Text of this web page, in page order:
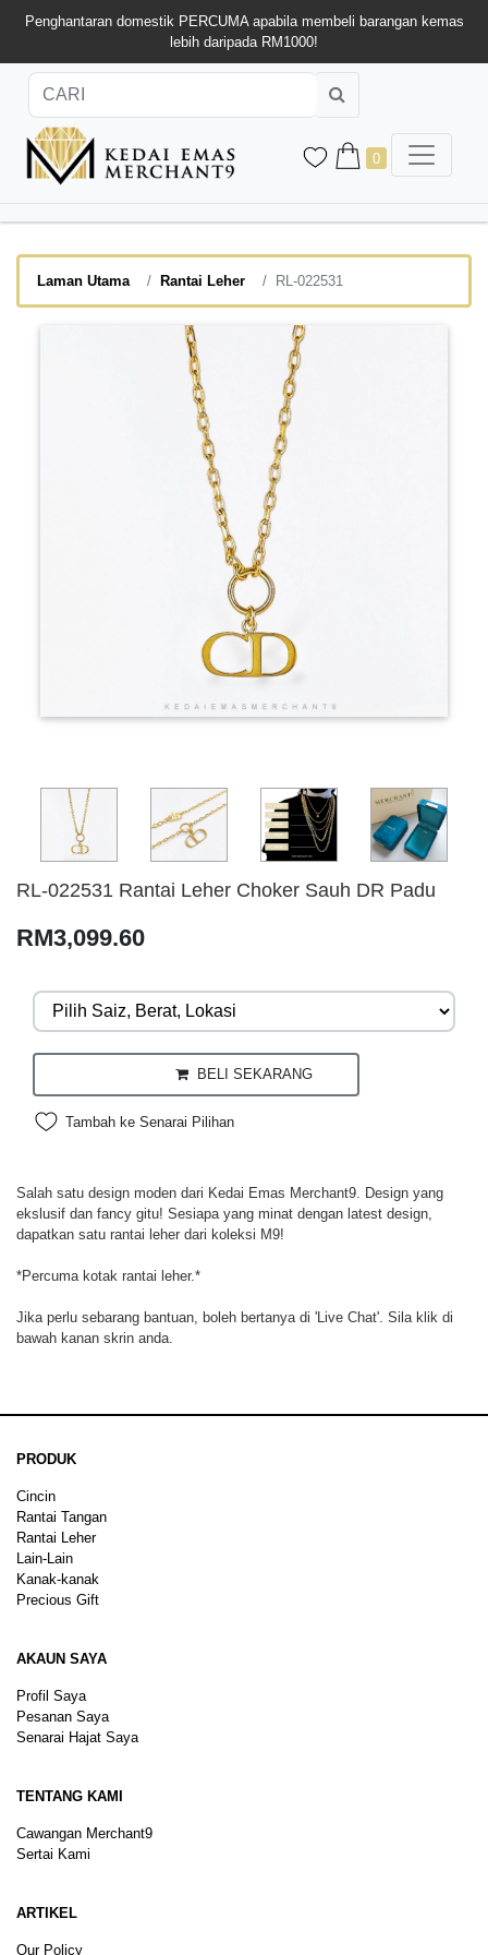
Penghantaran domestik PERCUMA apabila membeli barangan kemas
lebih daripada RM1000!
0
Laman Utama Rantai Leher RL-022531
RL-022531 Rantai Leher Choker Sauh DR Padu
RM3,099.60
BELI SEKARANG
Tambah ke Senarai Pilihan
Salah satu design moden dari Kedai Emas Merchant9. Design yang
ekslusif dan fancy gitu! Sesiapa yang minat dengan latest design,
dapatkan satu rantai leher dari koleksi M9!
*Percuma kotak rantai leher.*
Jika perlu sebarang bantuan, boleh bertanya di 'Live Chat'. Sila klik di
bawah kanan skrin anda.
PRODUK
Cincin
Rantai Tangan
Rantai Leher
Lain-Lain
Kanak-kanak
Precious Gift
AKAUN SAYA
Profil Saya
Pesanan Saya
Senarai Hajat Saya
TENTANG KAMI
Cawangan Merchant9
Sertai Kami
ARTIKEL
Our Policy